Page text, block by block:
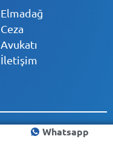
Whatsapp
Elmadağ
Ceza
Avukatı
İletişim
© 2023 Armoni |
Tasarım: FMY Digital